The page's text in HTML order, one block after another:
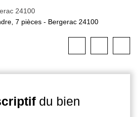
24100
7 pièces - Bergerac 24100
du bien